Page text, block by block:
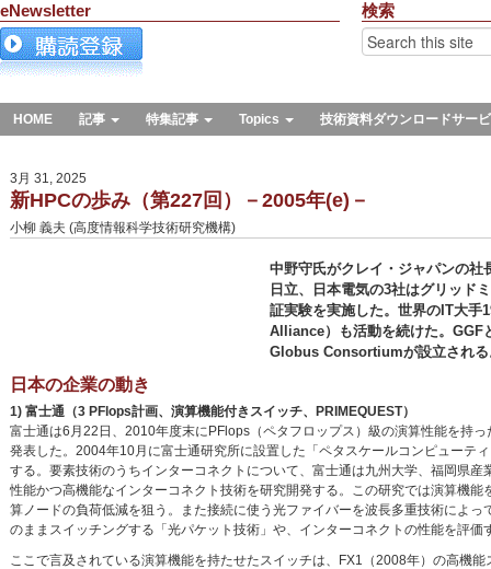
eNewsletter 検索
HOME 記事 特集記事 Topics 技術資料ダウンロードサー
3月 31, 2025
新HPCの歩み（第227回）－2005年(e)－
小柳 義夫 (高度情報科学技術研究機構)
中野守氏がクレイ・ジャパンの社
日立、日本電気の3社はグリッド
証実験を実施した。世界のIT大
Alliance）も活動を続けた。GGF
Globus Consortiumが設立される
日本の企業の動き
1) 富士通（3 PFlops計画、演算機能付きスイッチ、PRIMEQUEST）
富士通は6月22日、2010年度末にPFlops（ペタフロップス）級の演算性能を持
発表した。2004年10月に富士通研究所に設置した「ペタスケールコンピューテ
する。要素技術のうちインターコネクトについて、富士通は九州大学、福岡県
性能かつ高機能なインターコネクト技術を研究開発する。この研究では演算機
算ノードの負荷低減を狙う。また接続に使う光ファイバーを波長多重技術によ
のままスイッチングする「光パケット技術」や、インターコネクトの性能を評価
ここで言及されている演算機能を持たせたスイッチは、FX1（2008年）の高機